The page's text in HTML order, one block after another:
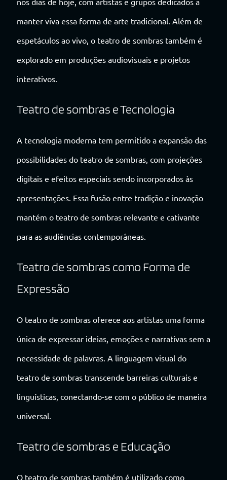
manter viva essa forma de arte tradicional. Além de
espetáculos ao vivo, o teatro de sombras também é
explorado em produções audiovisuais e projetos
interativos.
Teatro de sombras e Tecnologia
A tecnologia moderna tem permitido a expansão das
possibilidades do teatro de sombras, com projeções
digitais e efeitos especiais sendo incorporados às
apresentações. Essa fusão entre tradição e inovação
mantém o teatro de sombras relevante e cativante
para as audiências contemporâneas.
Teatro de sombras como Forma de
Expressão
O teatro de sombras oferece aos artistas uma forma
única de expressar ideias, emoções e narrativas sem a
necessidade de palavras. A linguagem visual do
teatro de sombras transcende barreiras culturais e
linguísticas, conectando-se com o público de maneira
universal.
Teatro de sombras e Educação
O teatro de sombras também é utilizado como